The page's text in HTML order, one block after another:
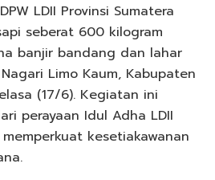
LDII Provinsi Sumatera
seberat 600 kilogram
banjir bandang dan lahar
Limo Kaum, Kabupaten
(17/6). Kegiatan ini
perayaan Idul Adha LDII
kesetiakawanan